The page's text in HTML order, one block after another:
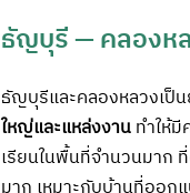
ธัญบุรี —คลองห
ธัญบุรีและคลองหลวงเป็
ใหญ่และแหล่งงานทำให้
เรียนในพื้นที่จำนวนมาก